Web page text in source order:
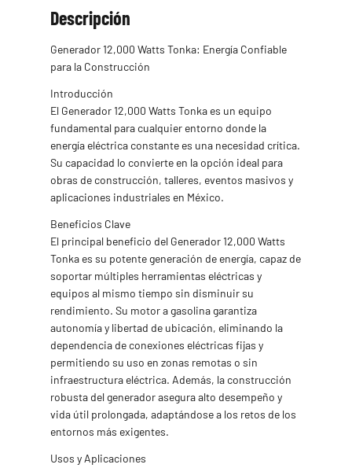
Descripción
Generador 12,000 Watts Tonka: Energía Confiable
para la Construcción
Introducción
El Generador 12,000 Watts Tonka es un equipo
fundamental para cualquier entorno donde la
energía eléctrica constante es una necesidad crítica.
Su capacidad lo convierte en la opción ideal para
obras de construcción, talleres, eventos masivos y
aplicaciones industriales en México.
Beneficios Clave
El principal beneficio del Generador 12,000 Watts
Tonka es su potente generación de energía, capaz de
soportar múltiples herramientas eléctricas y
equipos al mismo tiempo sin disminuir su
rendimiento. Su motor a gasolina garantiza
autonomía y libertad de ubicación, eliminando la
dependencia de conexiones eléctricas fijas y
permitiendo su uso en zonas remotas o sin
infraestructura eléctrica. Además, la construcción
robusta del generador asegura alto desempeño y
vida útil prolongada, adaptándose a los retos de los
entornos más exigentes.
Usos y Aplicaciones